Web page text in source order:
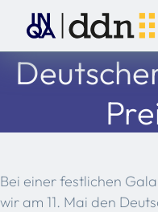
Bei einer festlichen
wir am 11. Mai den